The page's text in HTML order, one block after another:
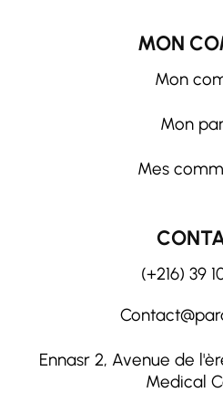
MON
Mon
Mon
Mes
(+216) 39
Ennasr 2, Avenue de
Medical